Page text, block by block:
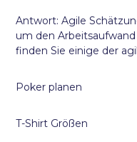
Antwort: Agile
um den
finden Sie einige der
Poker planen
T-Shirt Größen